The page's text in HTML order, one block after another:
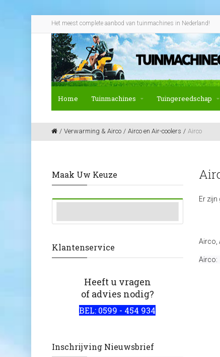
Het meest complete aanbod van tuinmachines in Nederland!
Home Tuinmachines Tuingereedschap
Verwarming & Airco Airco en Air-coolers Airco
Maak Uw Keuze
Klantenservice
Heeft u vragen
of advies nodig?
BEL: 0599 - 454 934
Inschrijving Nieuwsbrief
Er zijn
Airco
Airco: